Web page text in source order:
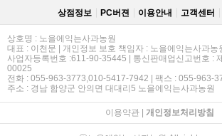
상점정보 PC버젼 이용안내 고객센터
상호명 : 노을에익는사과농원
대표 : 이천문 | 개인정보 보호 책임자 : 노을에익는사과농
사업자등록번호 :611-90-35445 | 통신판매업신고번호 :
00025
전화 : 055-963-3773,010-5417-7942 | 팩스 : 055-963-
주소 : 경남 함양군 안의면 대대리5 노을에익는사과농원
이용약관| 개인정보처리방침